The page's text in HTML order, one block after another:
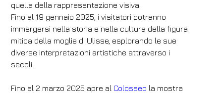
Hotel
FH55 Hotels
Arrivo
06
Partenza
Camere Adulti Bambini
quella della rappresentazione visiva.
Fino al 19 gennaio 2025, i visitatori potranno
immergersi nella storia e nella cultura della figura
mitica della moglie di Ulisse, esplorando le sue
diverse interpretazioni artistiche attraverso i
secoli.
Fino al 2 marzo 2025 apre al Colosseo la mostra